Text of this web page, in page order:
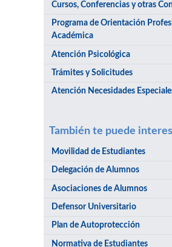
Cursos, Conferencias y otras
Programa de Orientación
Académica
Atención Psicológica
Trámites y Solicitudes
Atención Necesidades
También te puede
Movilidad de Estudiantes
Delegación de Alumnos
Asociaciones de Alumnos
Defensor Universitario
Plan de Autoprotección
Normativa de Estudiantes